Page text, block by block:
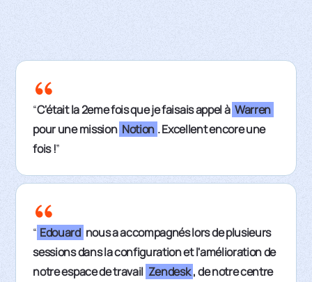
“C'était la 2eme fois que je faisais appel à Warren
pour une mission Notion . Excellent encore une
fois !”
“ Edouard nous a accompagnés lors de plusieurs
sessions dans la configuration et l'amélioration de
notre espace de travail Zendesk , de notre centre